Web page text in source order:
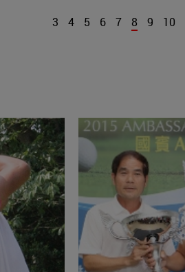
3 4 5 6 7 8 9 10